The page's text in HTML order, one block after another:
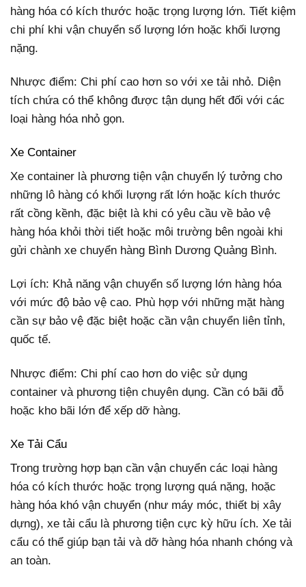
hàng hóa có kích thước hoặc trọng lượng lớn. Tiết kiệm
chi phí khi vận chuyển số lượng lớn hoặc khối lượng
nặng.
Nhược điểm: Chi phí cao hơn so với xe tải nhỏ. Diện
tích chứa có thể không được tận dụng hết đối với các
loại hàng hóa nhỏ gọn.
Xe Container
Xe container là phương tiện vận chuyển lý tưởng cho
những lô hàng có khối lượng rất lớn hoặc kích thước
rất cồng kềnh, đặc biệt là khi có yêu cầu về bảo vệ
hàng hóa khỏi thời tiết hoặc môi trường bên ngoài khi
gửi chành xe chuyển hàng Bình Dương Quảng Bình.
Lợi ích: Khả năng vận chuyển số lượng lớn hàng hóa
với mức độ bảo vệ cao. Phù hợp với những mặt hàng
cần sự bảo vệ đặc biệt hoặc cần vận chuyển liên tỉnh,
quốc tế.
Nhược điểm: Chi phí cao hơn do việc sử dụng
container và phương tiện chuyên dụng. Cần có bãi đỗ
hoặc kho bãi lớn để xếp dỡ hàng.
Xe Tải Cẩu
Trong trường hợp bạn cần vận chuyển các loại hàng
hóa có kích thước hoặc trọng lượng quá nặng, hoặc
hàng hóa khó vận chuyển (như máy móc, thiết bị xây
dựng), xe tải cẩu là phương tiện cực kỳ hữu ích. Xe tải
cẩu có thể giúp bạn tải và dỡ hàng hóa nhanh chóng và
an toàn.